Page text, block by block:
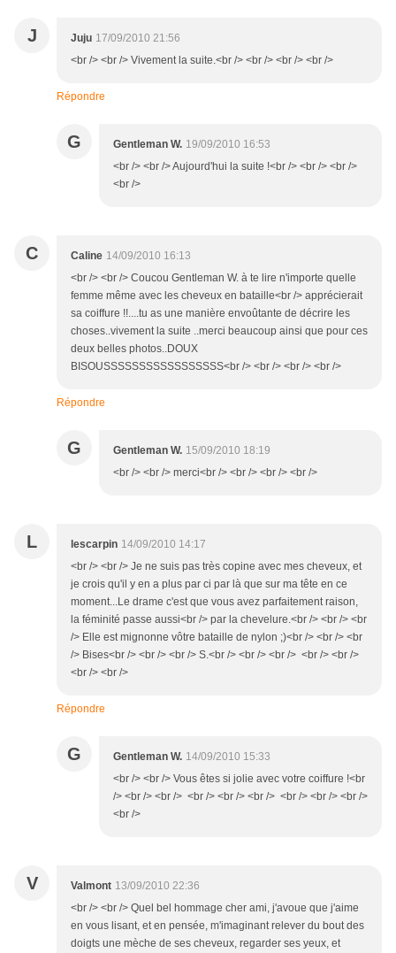
J Juju 17/09/2010 21:56
<br /> <br /> Vivement la suite.<br /> <br /> <br /> <br />
Répondre
G Gentleman W. 19/09/2010 16:53
<br /> <br /> Aujourd'hui la suite !<br /> <br /> <br />
<br />
C Caline 14/09/2010 16:13
<br /> <br /> Coucou Gentleman W. à te lire n'importe quelle
femme même avec les cheveux en bataille<br /> apprécierait
sa coiffure !!....tu as une manière envoûtante de décrire les
choses..vivement la suite ..merci beaucoup ainsi que pour ces
deux belles photos..DOUX
BISOUSSSSSSSSSSSSSSSSS<br /> <br /> <br /> <br />
Répondre
G Gentleman W. 15/09/2010 18:19
<br /> <br /> merci<br /> <br /> <br /> <br />
L lescarpin 14/09/2010 14:17
<br /> <br /> Je ne suis pas très copine avec mes cheveux, et
je crois qu'il y en a plus par ci par là que sur ma tête en ce
moment...Le drame c'est que vous avez parfaitement raison,
la féminité passe aussi<br /> par la chevelure.<br /> <br /> <br
/> Elle est mignonne vôtre bataille de nylon ;)<br /> <br /> <br
/> Bises<br /> <br /> <br /> S.<br /> <br /> <br /> <br /> <br />
<br /> <br />
Répondre
G Gentleman W. 14/09/2010 15:33
<br /> <br /> Vous êtes si jolie avec votre coiffure !<br
/> <br /> <br /> <br /> <br /> <br /> <br /> <br /> <br />
<br />
V Valmont 13/09/2010 22:36
<br /> <br /> Quel bel hommage cher ami, j'avoue que j'aime
en vous lisant, et en pensée, m'imaginant relever du bout des
doigts une mèche de ses cheveux, regarder ses yeux, et